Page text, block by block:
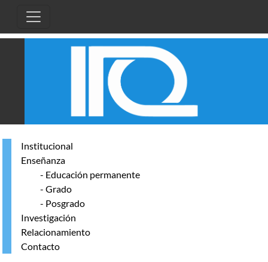
Institucional
Enseñanza
- Educación permanente
- Grado
- Posgrado
Investigación
Relacionamiento
Contacto